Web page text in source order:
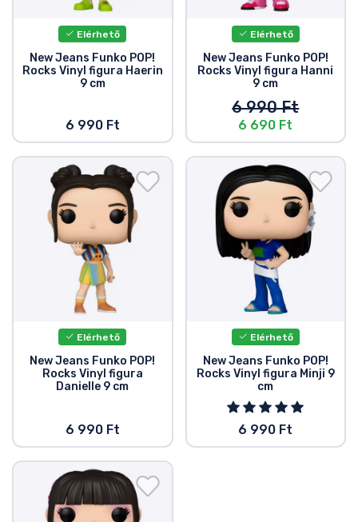
Elérhető
New Jeans Funko POP!
Rocks Vinyl figura Haerin
9 cm
6 990 Ft
Elérhető
New Jeans Funko POP!
Rocks Vinyl figura Hanni
9 cm
6 990 Ft
6 690 Ft
Elérhető
New Jeans Funko POP!
Rocks Vinyl figura
Danielle 9 cm
6 990 Ft
Elérhető
New Jeans Funko POP!
Rocks Vinyl figura Minji 9
cm
6 990 Ft
Sorozatos cuccok
Filmes cuccok
Animés cuccok
Gamer cuccok
Sportos cuccok
Zenés cuccok
Terméktípusok
Márkák